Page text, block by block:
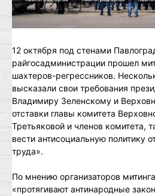
12 октября под стенами
райгосадминистрации прошел
шахтеров-регрессников.
высказали свои требования
Владимиру Зеленскому и
отставки главы комитета
Третьяковой и членов комитета,
вести антисоциальную политику
труда».
По мнению организаторов
«протягивают антинародные